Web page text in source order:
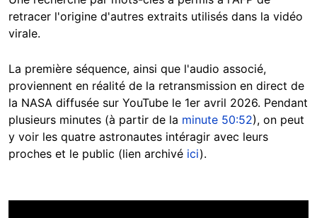
retracer l'origine d'autres extraits utilisés dans la vidéo
virale.
La première séquence, ainsi que l'audio associé,
proviennent en réalité de la retransmission en direct de
la NASA diffusée sur YouTube le 1er avril 2026. Pendant
plusieurs minutes (à partir de la minute 50:52), on peut
y voir les quatre astronautes intéragir avec leurs
proches et le public (lien archivé ici).